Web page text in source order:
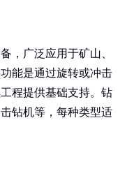
，广泛应用于矿山、
能是通过旋转或冲击
程提供基础支持。钻
钻机等，每种类型适